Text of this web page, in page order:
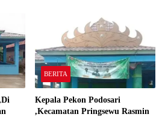
BERITA
Kepala Pekon Podosari
,Kecamatan Pringsewu Rasmin